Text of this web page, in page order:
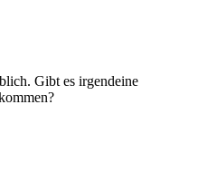
Gibt es irgendeine